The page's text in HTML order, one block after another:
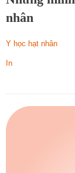
nhân
Y học hạt nhân
In